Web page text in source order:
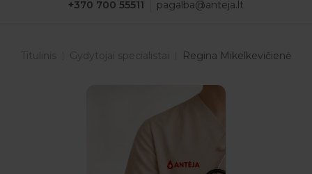
+370 700 55511 pagalba@anteja.lt
Titulinis Gydytojai specialistai Regina Mikelkevičienė